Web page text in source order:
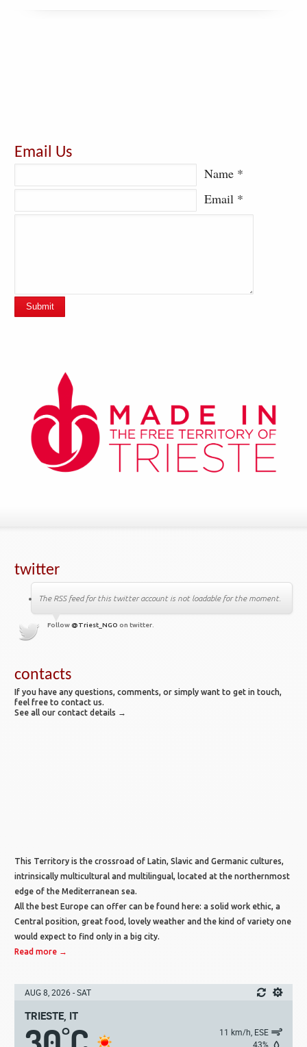
Email Us
Name *
Email *
Submit
twitter
The RSS feed for this twitter account is not loadable for the moment.
Follow @Triest_NGO on twitter.
contacts
If you have any questions, comments, or simply want to get in touch,
feel free to contact us.
See all our contact details →
This Territory is the crossroad of Latin, Slavic and Germanic cultures,
intrinsically multicultural and multilingual, located at the northernmost
edge of the Mediterranean sea.
All the best Europe can offer can be found here: a solid work ethic, a
Central position, great food, lovely weather and the kind of variety one
would expect to find only in a big city.
Read more →
AUG 8, 2026 - SAT
TRIESTE, IT
°
11 km/h, ESE
43%